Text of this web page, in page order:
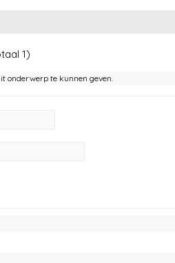
1)
onderwerp te kunnen geven.